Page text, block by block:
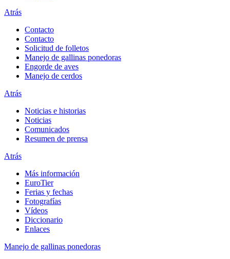
Atrás
Contacto
Contacto
Solicitud de folletos
Manejo de gallinas ponedoras
Engorde de aves
Manejo de cerdos
Atrás
Noticias e historias
Noticias
Comunicados
Resumen de prensa
Atrás
Más información
EuroTier
Ferias y fechas
Fotografías
Vídeos
Diccionario
Enlaces
Manejo de gallinas ponedoras